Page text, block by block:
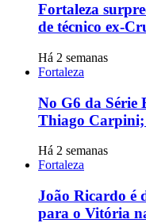
Fortaleza
de técnico ex-
Há 2 semanas
Fortaleza
No G6 da Série
Thiago Carpini;
Há 2 semanas
Fortaleza
João Ricardo é
para o Vitória